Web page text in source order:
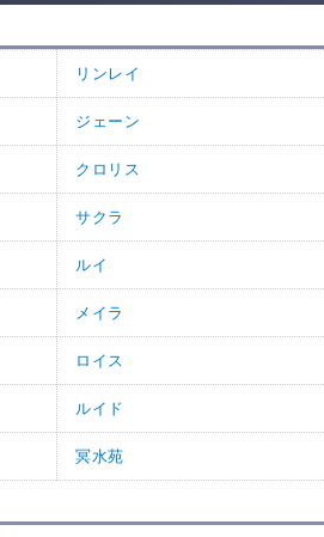
リンレイ
ジェーン
クロリス
サクラ
ルイ
メイラ
ロイス
ルイド
冥水苑